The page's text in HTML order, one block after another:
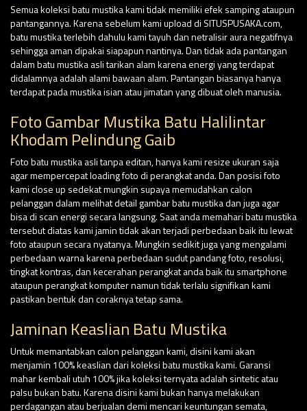
Semua koleksi batu mustika kami tidak memiliki efek samping ataupun
pantangannya. Karena sebelum kami upload di SITUSPUSAKA.com,
batu mustika terlebih dahulu kami tayuh dan netralisir aura negatifnya
sehingga aman dipakai siapapun nantinya. Dan tidak ada pantangan
dalam batu mustika asli tarikan alam karena energi yang terdapat
didalamnya adalah alami bawaan alam. Pantangan biasanya hanya
terdapat pada mustika isian atau jimatan yang dibuat oleh manusia.
Foto Gambar Mustika Batu Halilintar
Khodam Pelindung Gaib
Foto batu mustika asli tanpa editan, hanya kami resize ukuran saja
agar mempercepat loading foto di perangkat anda. Dan posisi foto
kami close up sedekat mungkin supaya memudahkan calon
pelanggan dalam melihat detail gambar batu mustika dan juga agar
bisa di scan energi secara langsung. Saat anda memahari batu mustika
tersebut diatas kami jamin tidak akan terjadi perbedaan baik itu lewat
foto ataupun secara nyatanya. Mungkin sedikit juga yang mengalami
perbedaan warna karena perbedaan sudut pandang foto, resolusi,
tingkat kontras, dan kecerahan perangkat anda baik itu smartphone
ataupun perangkat komputer namun tidak terlalu signifikan kami
pastikan bentuk dan coraknya tetap sama.
Jaminan Keaslian Batu Mustika
Untuk memantabkan calon pelanggan kami, disini kami akan
menjamin 100% keaslian dari koleksi batu mustika kami. Garansi
mahar kembali utuh 100% jika koleksi ternyata adalah sintetic atau
palsu bukan batu. Karena disini kami bukan hanya melakukan
perdagangan atau berjualan demi mencari keuntungan semata,